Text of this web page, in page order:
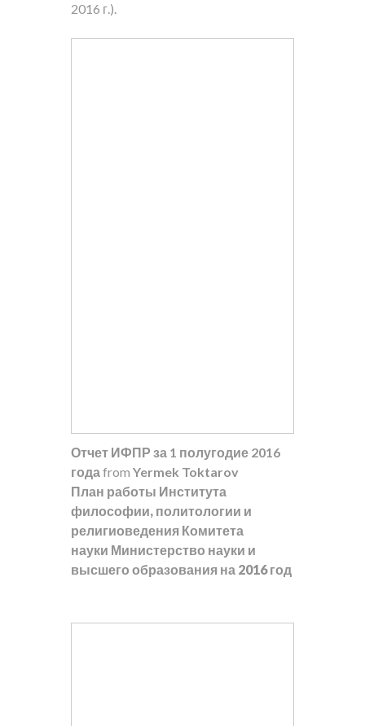
2016 г.).
Отчет ИФПР за 1 полугодие 2016
годаfrom Yermek Toktarov
План работы Института
философии, политологии и
религиоведения Комитета
науки Министерство науки и
высшего образования на 2016 год